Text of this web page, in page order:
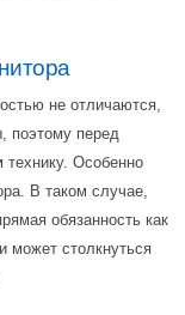
не отличаются,
поэтому перед
технику. Особенно
В таком случае,
обязанность как
может столкнуться